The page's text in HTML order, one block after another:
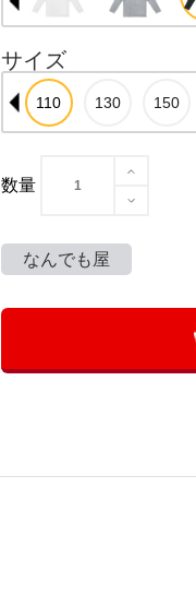
サイズ
数量
なんでも屋